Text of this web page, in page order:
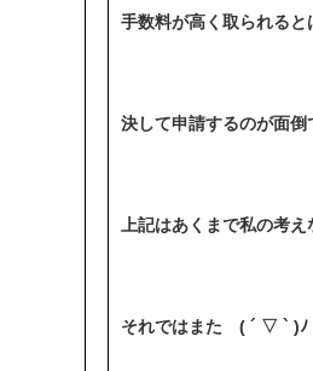
手数料が高く取られる
決して申請するのが面
上記はあくまで私の考
それではまた ( ´ ▽ ` )ﾉ